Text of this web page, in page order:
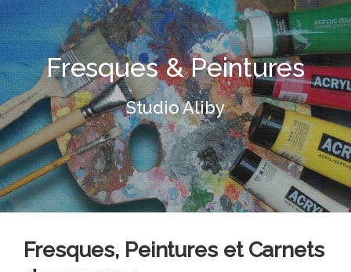
Fresques & Peintures
Studio Aliby
Fresques, Peintures et Carnets